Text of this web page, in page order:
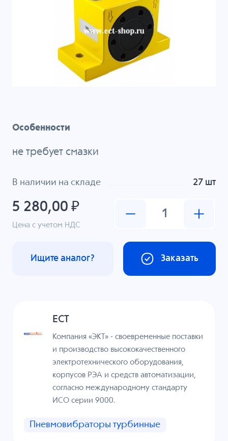
Особенности
не требует смазки
В наличии на складе 27 шт
5 280,00 ₽
Цена с учетом НДС
Заказать
Ищите аналог?
ECT
Компания «ЭКТ» - своевременные поставки
и производство высококачественного
электротехнического оборудования,
корпусов РЭА и средств автоматизации,
согласно международному стандарту
ИСО серии 9000.
Пневмовибраторы турбинные